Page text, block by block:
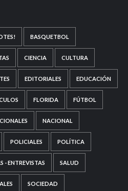
BASQUETBOL
CIENCIA CULTURA
EDITORIALES EDUCACIÓN
FLORIDA FÚTBOL
NACIONAL
POLICIALES POLÍTICA
- ENTREVISTAS SALUD
SOCIEDAD